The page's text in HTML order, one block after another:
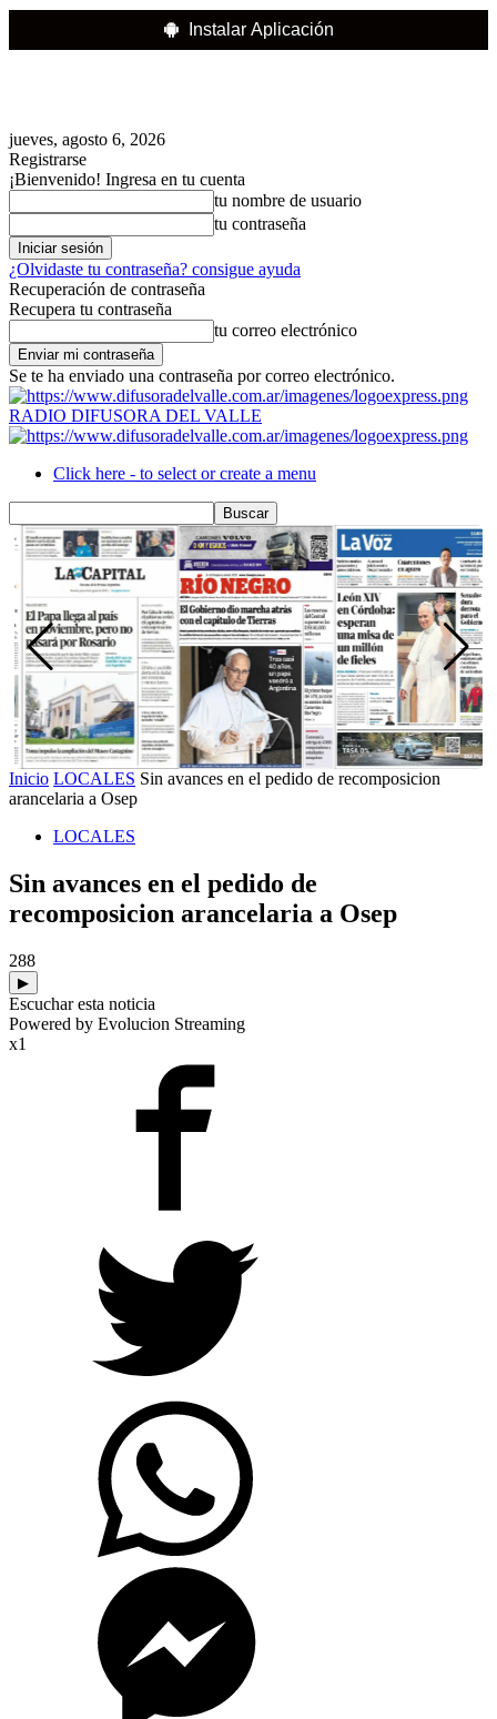
Instalar Aplicación
jueves, agosto 6, 2026
Registrarse
¡Bienvenido! Ingresa en tu cuenta
tu nombre de usuario
tu contraseña
¿Olvidaste tu contraseña? consigue ayuda
Recuperación de contraseña
Recupera tu contraseña
tu correo electrónico
Se te ha enviado una contraseña por correo electrónico.
RADIO DIFUSORA DEL VALLE
Click here - to select or create a menu
Inicio LOCALES Sin avances en el pedido de recomposicion
arancelaria a Osep
LOCALES
Sin avances en el pedido de
recomposicion arancelaria a Osep
288
▶
Escuchar esta noticia
Powered by Evolucion Streaming
x1